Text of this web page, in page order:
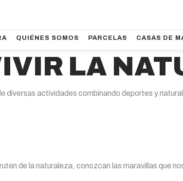
QUIÉNES SOMOS PARCELAS CASAS DE
LA
diversas actividades combinando deportes y
de la naturaleza, conozcan las maravillas que